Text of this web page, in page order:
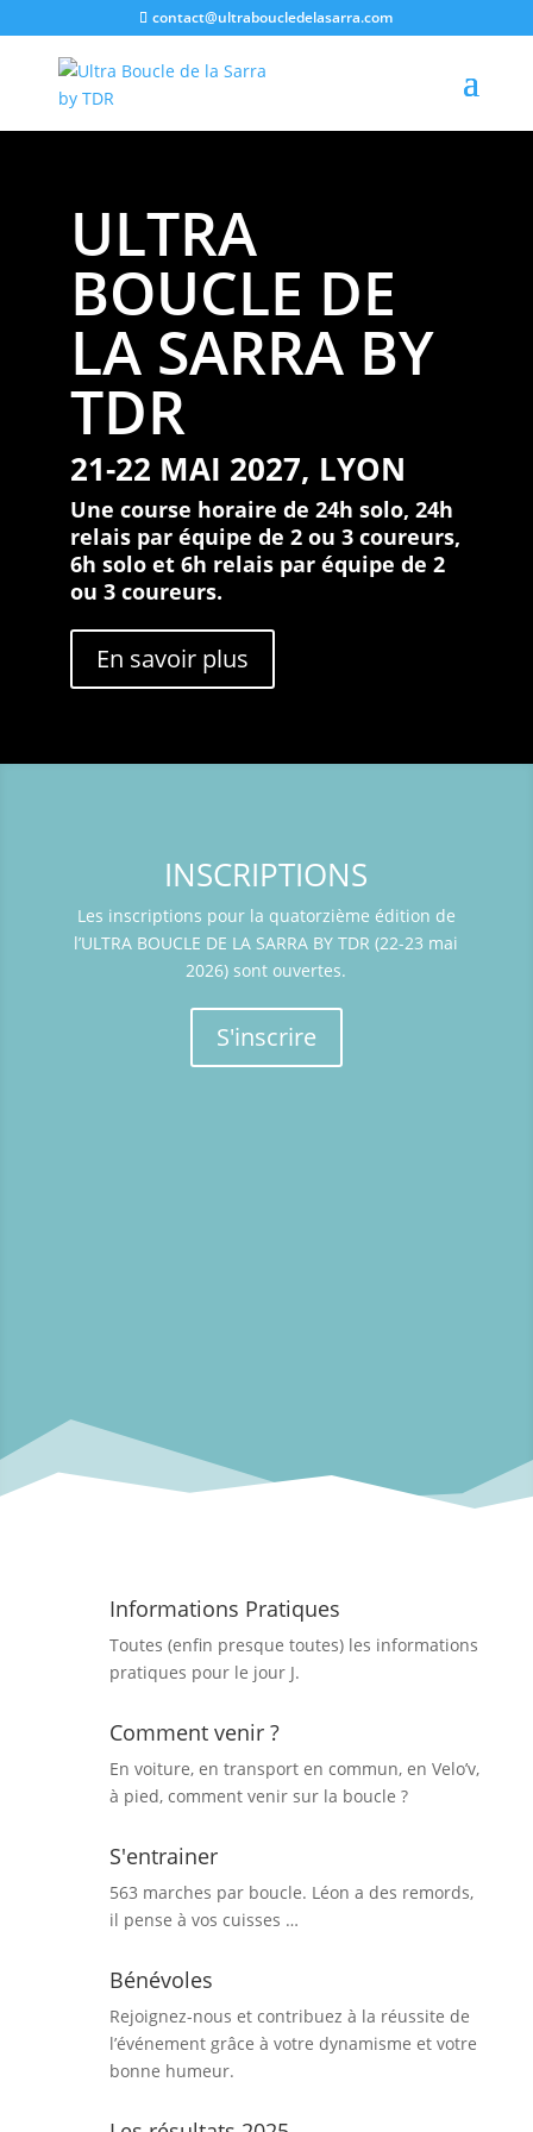
contact@ultraboucledelasarra.com
ULTRA
BOUCLE DE
LA SARRA BY
TDR
21-22 MAI 2027, LYON
Une course horaire de 24h solo, 24h
relais par équipe de 2 ou 3 coureurs,
6h solo et 6h relais par équipe de 2
ou 3 coureurs.
En savoir plus
INSCRIPTIONS
Les inscriptions pour la quatorzième édition de
l’ULTRA BOUCLE DE LA SARRA BY TDR (22-23 mai
2026) sont ouvertes.
S'inscrire
Informations Pratiques
Toutes (enfin presque toutes) les informations
pratiques pour le jour J.
Comment venir ?
En voiture, en transport en commun, en Velo’v,
à pied, comment venir sur la boucle ?
S'entrainer
563 marches par boucle. Léon a des remords,
il pense à vos cuisses …
Bénévoles
Rejoignez-nous et contribuez à la réussite de
l’événement grâce à votre dynamisme et votre
bonne humeur.